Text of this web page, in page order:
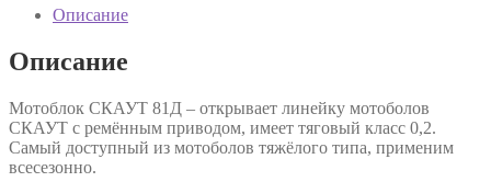
Описание
Описание
Мотоблок СКАУТ 81Д – открывает линейку мотоболов
СКАУТ с ремённым приводом, имеет тяговый класс 0,2.
Самый доступный из мотоболов тяжёлого типа, применим
всесезонно.